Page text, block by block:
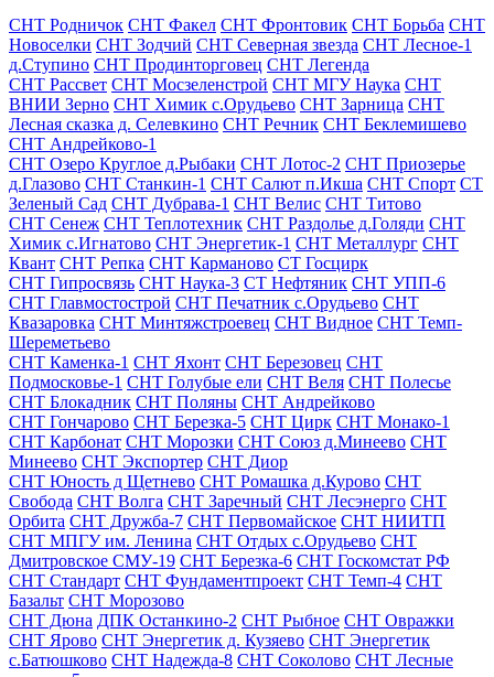
СНТ Родничок СНТ Факел СНТ Фронтовик СНТ Борьба СНТ
Новоселки СНТ Зодчий СНТ Северная звезда СНТ Лесное-1
д.Ступино СНТ Продинторговец СНТ Легенда
СНТ Рассвет СНТ Мосзеленстрой СНТ МГУ Наука СНТ
ВНИИ Зерно СНТ Химик с.Орудьево СНТ Зарница СНТ
Лесная сказка д. Селевкино СНТ Речник СНТ Беклемишево
СНТ Андрейково-1
СНТ Озеро Круглое д.Рыбаки СНТ Лотос-2 СНТ Приозерье
д.Глазово СНТ Станкин-1 СНТ Салют п.Икша СНТ Спорт СТ
Зеленый Сад СНТ Дубрава-1 СНТ Велис СНТ Титово
СНТ Сенеж СНТ Теплотехник СНТ Раздолье д.Голяди СНТ
Химик с.Игнатово СНТ Энергетик-1 СНТ Металлург СНТ
Квант СНТ Репка СНТ Карманово СТ Госцирк
СНТ Гипросвязь СНТ Наука-3 СТ Нефтяник СНТ УПП-6
СНТ Главмостострой СНТ Печатник с.Орудьево СНТ
Квазаровка СНТ Минтяжстроевец СНТ Видное СНТ Темп-
Шереметьево
СНТ Каменка-1 СНТ Яхонт СНТ Березовец СНТ
Подмосковье-1 СНТ Голубые ели СНТ Веля СНТ Полесье
СНТ Блокадник СНТ Поляны СНТ Андрейково
СНТ Гончарово СНТ Березка-5 СНТ Цирк СНТ Монако-1
СНТ Карбонат СНТ Морозки СНТ Союз д.Минеево СНТ
Минеево СНТ Экспортер СНТ Диор
СНТ Юность д Щетнево СНТ Ромашка д.Курово СНТ
Свобода СНТ Волга СНТ Заречный СНТ Лесэнерго СНТ
Орбита СНТ Дружба-7 СНТ Первомайское СНТ НИИТП
СНТ МПГУ им. Ленина СНТ Отдых с.Орудьево СНТ
Дмитровское СМУ-19 СНТ Березка-6 СНТ Госкомстат РФ
СНТ Стандарт СНТ Фундаментпроект СНТ Темп-4 СНТ
Базальт СНТ Морозово
СНТ Дюна ДПК Останкино-2 СНТ Рыбное СНТ Овражки
СНТ Ярово СНТ Энергетик д. Кузяево СНТ Энергетик
с.Батюшково СНТ Надежда-8 СНТ Соколово СНТ Лесные